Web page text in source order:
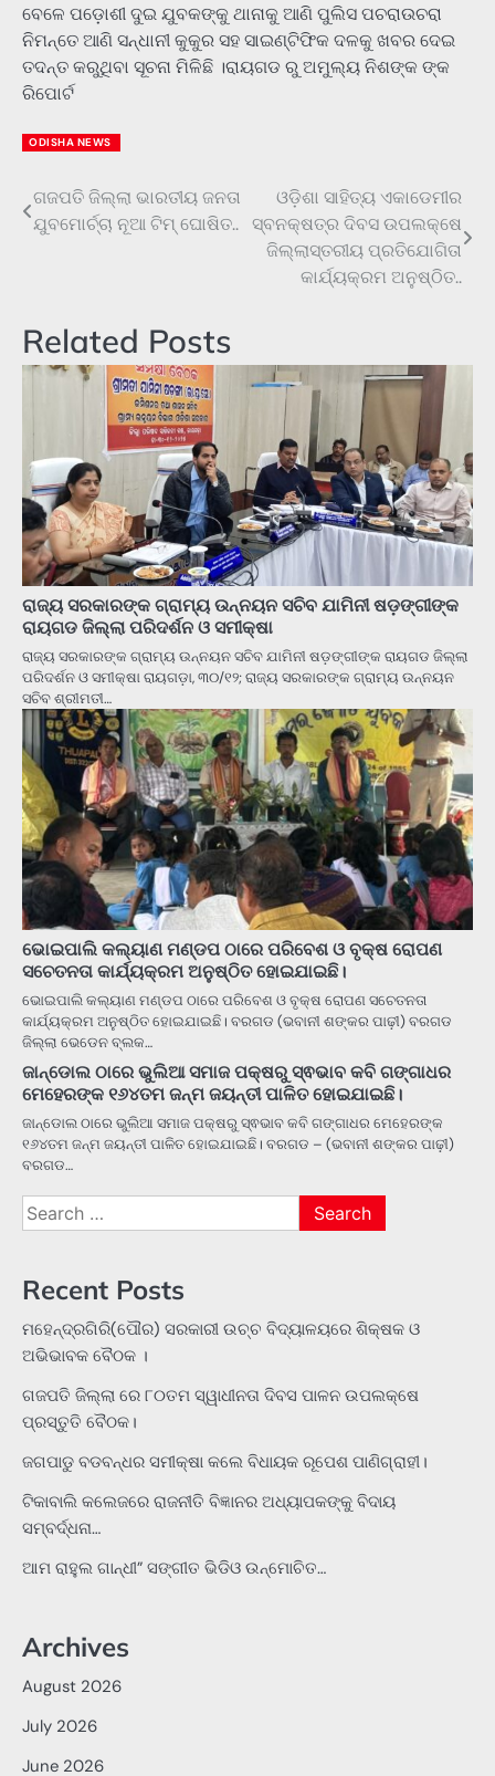
ବେଳେ ପଡ଼ୋଶୀ ଦୁଇ ଯୁବକଙ୍କୁ ଥାନାକୁ ଆଣି ପୁଲିସ ପଚରାଉଚରା
ନିମନ୍ତେ ଆଣି ସନ୍ଧାନୀ କୁକୁର ସହ ସାଇଣ୍ଟିଫିକ ଦଳକୁ ଖବର ଦେଇ
ତଦନ୍ତ କରୁଥିବା ସୂଚନା ମିଳିଛି ।ରାୟଗଡ ରୁ ଅମୁଲ୍ୟ ନିଶଙ୍କ ଙ୍କ
ରିପୋର୍ଟ
ODISHA NEWS
Post
navigation
ଗଜପତି ଜିଲ୍ଲା ଭାରତୀୟ ଜନତା
ଯୁବମୋର୍ଚ୍ଚା ନୂଆ ଟିମ୍ ଘୋଷିତ..
ଓଡ଼ିଶା ସାହିତ୍ୟ ଏକାଡେମୀର
ସ୍ବନକ୍ଷତ୍ର ଦିବସ ଉପଲକ୍ଷେ
ଜିଲ୍ଲାସ୍ତରୀୟ ପ୍ରତିଯୋଗିତା
କାର୍ଯ୍ୟକ୍ରମ ଅନୁଷ୍ଠିତ..
Related Posts
ରାଜ୍ୟ ସରକାରଙ୍କ ଗ୍ରାମ୍ୟ ଉନ୍ନୟନ ସଚିବ ଯାମିନୀ ଷଡ଼ଙ୍ଗୀଙ୍କ
ରାୟଗଡ ଜିଲ୍ଲା ପରିଦର୍ଶନ ଓ ସମୀକ୍ଷା
ରାଜ୍ୟ ସରକାରଙ୍କ ଗ୍ରାମ୍ୟ ଉନ୍ନୟନ ସଚିବ ଯାମିନୀ ଷଡ଼ଙ୍ଗୀଙ୍କ ରାୟଗଡ ଜିଲ୍ଲା
ପରିଦର୍ଶନ ଓ ସମୀକ୍ଷା ରାୟଗଡ଼ା, ୩୦/୧୨; ରାଜ୍ୟ ସରକାରଙ୍କ ଗ୍ରାମ୍ୟ ଉନ୍ନୟନ
ସଚିବ ଶ୍ରୀମତୀ…
ଭୋଇପାଲି କଲ୍ୟାଣ ମଣ୍ଡପ ଠାରେ ପରିବେଶ ଓ ବୃକ୍ଷ ରୋପଣ
ସଚେତନତା କାର୍ଯ୍ୟକ୍ରମ ଅନୁଷ୍ଠିତ ହୋଇଯାଇଛି।
ଭୋଇପାଲି କଲ୍ୟାଣ ମଣ୍ଡପ ଠାରେ ପରିବେଶ ଓ ବୃକ୍ଷ ରୋପଣ ସଚେତନତା
କାର୍ଯ୍ୟକ୍ରମ ଅନୁଷ୍ଠିତ ହୋଇଯାଇଛି। ବରଗଡ (ଭବାନୀ ଶଙ୍କର ପାଢ଼ୀ) ବରଗଡ
ଜିଲ୍ଲା ଭେଡେନ ବ୍ଲକ…
ଜାନ୍ଡୋଲ ଠାରେ ଭୁଲିଆ ସମାଜ ପକ୍ଷରୁ ସ୍ଵଭାବ କବି ଗଙ୍ଗାଧର
ମେହେରଙ୍କ ୧୬୪ତମ ଜନ୍ମ ଜୟନ୍ତୀ ପାଳିତ ହୋଇଯାଇଛି।
ଜାନ୍ଡୋଲ ଠାରେ ଭୁଲିଆ ସମାଜ ପକ୍ଷରୁ ସ୍ଵଭାବ କବି ଗଙ୍ଗାଧର ମେହେରଙ୍କ
୧୬୪ତମ ଜନ୍ମ ଜୟନ୍ତୀ ପାଳିତ ହୋଇଯାଇଛି। ବରଗଡ – (ଭବାନୀ ଶଙ୍କର ପାଢ଼ୀ)
ବରଗଡ…
Search
for:
Recent Posts
ମହେନ୍ଦ୍ରଗିରି(ପୌର) ସରକାରୀ ଉଚ୍ଚ ବିଦ୍ୟାଳୟରେ ଶିକ୍ଷକ ଓ
ଅଭିଭାବକ ବୈଠକ ।
ଗଜପତି ଜିଲ୍ଲା ରେ ୮୦ତମ ସ୍ୱାଧୀନତା ଦିବସ ପାଳନ ଉପଲକ୍ଷେ
ପ୍ରସ୍ତୁତି ବୈଠକ।
ଜଗପାଡୁ ବଡବନ୍ଧର ସମୀକ୍ଷା କଲେ ବିଧାୟକ ରୂପେଶ ପାଣିଗ୍ରାହୀ।
ଟିକାବାଲି କଲେଜରେ ରାଜନୀତି ବିଜ୍ଞାନର ଅଧ୍ୟାପକଙ୍କୁ ବିଦାୟ
ସମ୍ବର୍ଦ୍ଧନା…
ଆମ ରାହୁଲ ଗାନ୍ଧୀ” ସଙ୍ଗୀତ ଭିଡିଓ ଉନ୍ମୋଚିତ…
Archives
August 2026
July 2026
June 2026